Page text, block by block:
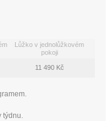
Lůžko v jednolůžkovém
pokoji
11 490 Kč
týdnu.